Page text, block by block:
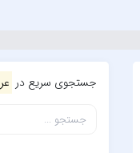
جستجوی سریع در